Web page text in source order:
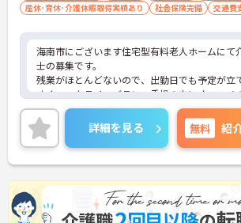
産休･育休･介護休暇取得実績あり
社会保険完備 交通費
海南市にございます住宅型有料老人ホームにて
士の募集です。
残業がほとんどないので、出勤日でも予定が立
すくワークライフバランス重視の方にオススメ
人♪
年間休日も110日以上としっかり取得できるので
働きやすく長く続けやすい環境ですよ★
ご興味ある方には、面接対策ポイントなど、さ
詳細をお話しいたしますのでお気軽にご相談く
い。
詳細を見る 無料 紹